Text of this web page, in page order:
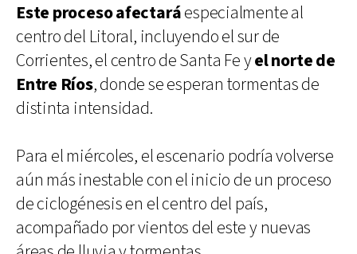
Este proceso afectaráespecialmente al
centro del Litoral, incluyendo el sur de
Corrientes, el centro de Santa Fe yel norte de
Entre Ríos, donde se esperan tormentas de
distinta intensidad.
Para el miércoles, el escenario podría volverse
aún más inestable con el inicio de un proceso
de ciclogénesis en el centro del país,
acompañado por vientos del este y nuevas